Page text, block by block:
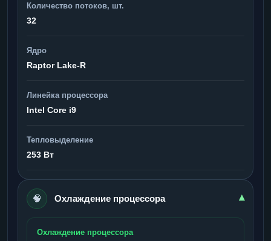
Количество потоков, шт.
32
Ядро
Raptor Lake-R
Линейка процессора
Intel Core i9
Тепловыделение
253 Вт
🧠 Охлаждение процессора ▾
Охлаждение процессора